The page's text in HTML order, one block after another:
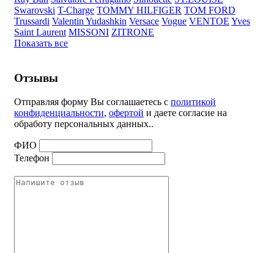
Swarovski T-Charge TOMMY HILFIGER TOM FORD
Trussardi Valentin Yudashkin Versace Vogue VENTOE Yves
Saint Laurent MISSONI ZITRONE
Показать все
Отзывы
Отправляя форму Вы соглашаетесь с политикой
конфиденциальности, офертой и даете согласие на
обработу персональных данных..
ФИО
Телефон